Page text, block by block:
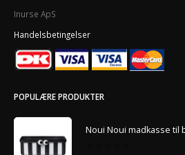
Inurse ApS
Handelsbetingelser
POPULÆRE PRODUKTER